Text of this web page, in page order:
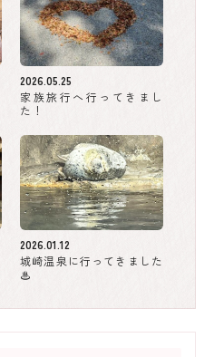
2026.05.25
家族旅行へ行ってきまし
た！
2026.01.12
城崎温泉に行ってきました
♨